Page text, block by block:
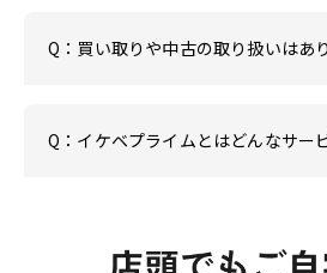
Q：買い取りや中古の取り扱いはあ
Q：イケベプライムとはどんなサー